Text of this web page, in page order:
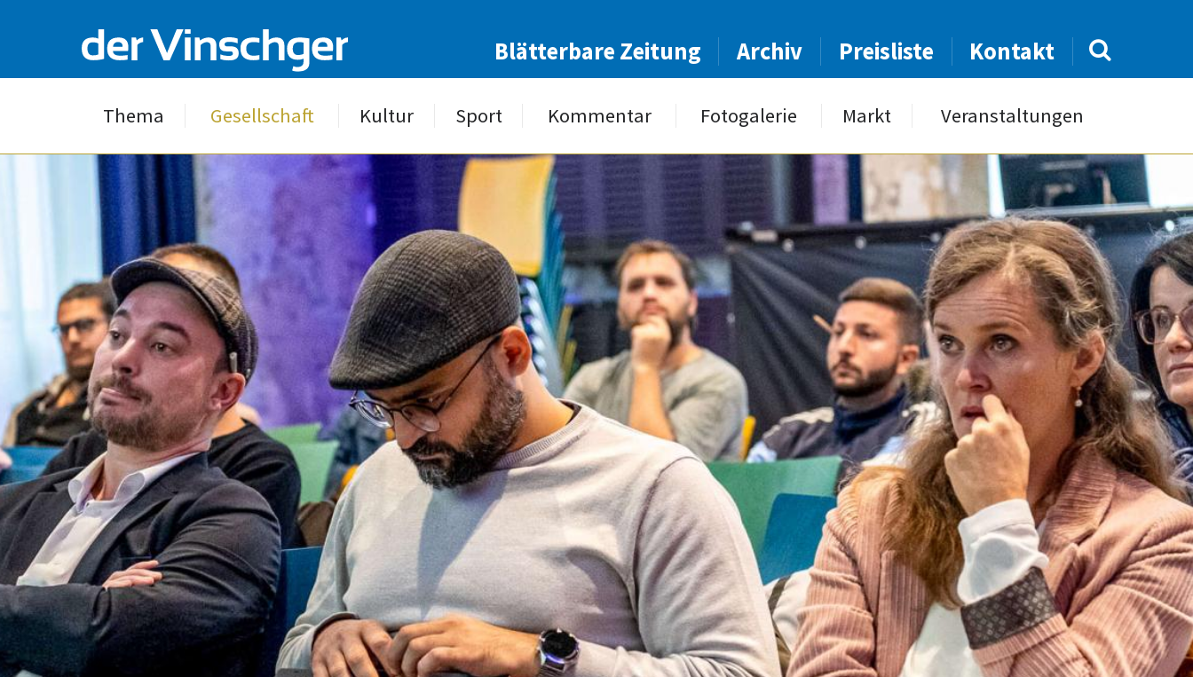
Blätterbare Zeitung Archiv Preisliste Kontakt
Thema Gesellschaft Kultur Sport Kommentar Fotogalerie Markt Veranstaltungen